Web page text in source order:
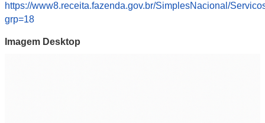
https://www8.receita.fazenda.gov.br/SimplesNacional/
grp=18
Imagem Desktop